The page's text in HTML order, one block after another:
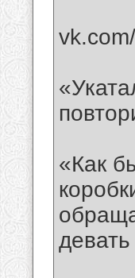
«Как